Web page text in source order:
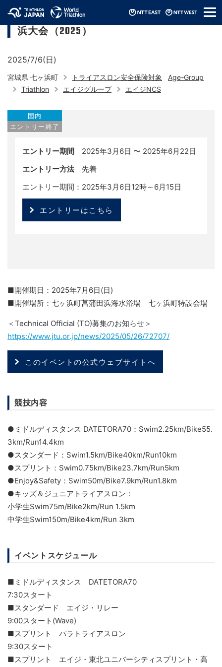
メ
ニ
みやぎ国際トライアスロン仙台ベイ七ヶ
浜大会（2025）
2025/7/6(日)
宮城県 七ヶ浜町 トライアスロン安全保険対象
Age-Group
Triathlon
エイジグループ エイジNCS
国内
エントリー終了
エントリー期間 2025年3月6日 〜 2025年6月22日
エントリー方法先着
エントリー期間：2025年3月6日12時～6月15日
エントリーはこちら
■開催期日：2025年7月6日(日)
■開催場所：七ヶ浜町菖蒲田浜海水浴場 七ヶ浜町特設会場
＜Technical Official (TO)募集のお知らせ＞
https://www.jtu.or.jp/news/2025/05/26/72707/
このイベントの公式ウェブサイトへ
競技内容
●ミドルディスタンス DATETORA70：Swim2.25km/Bike55.
3km/Run14.4km
●スタンダード：Swim1.5km/Bike40km/Run10km
●スプリント：Swim0.75km/Bike23.7km/Run5km
●Enjoy&Safety：Swim50m/Bike7.9km/Run1.8km
●キッズ＆ジュニアトライアスロン：
小学生Swim75m/Bike2km/Run 1.5km
中学生Swim150m/Bike4km/Run 3km
イベントスケジュール
■ミドルディスタンス DATETORA70
7:30スタート
■スタンダード エイジ・リレー
9:00スタート(Wave)
■スプリント パラトライアスロン
9:30スタート
■スプリント エイジ・東北ユニバーシティスプリント・高